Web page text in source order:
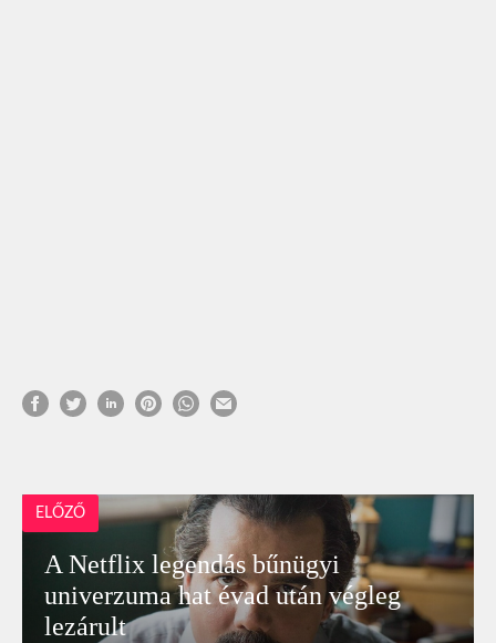
ELŐZŐ
A Netflix legendás bűnügyi
univerzuma hat évad után végleg
lezárult